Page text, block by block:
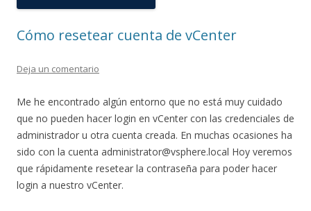
Cómo resetear cuenta de vCenter
Deja un comentario
Me he encontrado algún entorno que no está muy cuidado
que no pueden hacer login en vCenter con las credenciales de
administrador u otra cuenta creada. En muchas ocasiones ha
sido con la cuenta administrator@vsphere.local Hoy veremos
que rápidamente resetear la contraseña para poder hacer
login a nuestro vCenter.